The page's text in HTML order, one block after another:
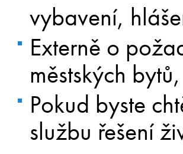
vybavení,
Externě o
městských
Pokud byste
službu řešení